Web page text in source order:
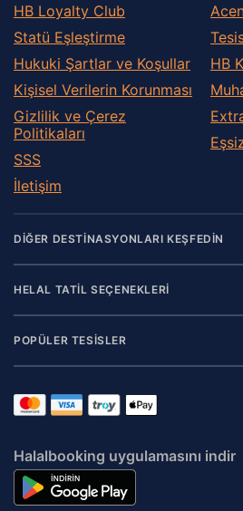
HB Loyalty Club
Statü Eşleştirme
Hukuki Şartlar ve Koşullar
Kişisel Verilerin Korunması
Gizlilik ve Çerez
Politikaları
SSS
İletişim
HB
DİĞER DESTİNASYONLARI KEŞFEDİN
HELAL TATİL SEÇENEKLERİ
POPÜLER TESİSLER
Halalbooking uygulamasını indir